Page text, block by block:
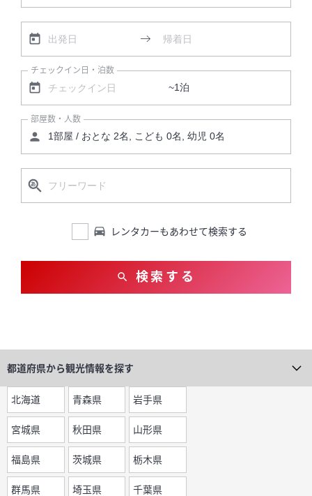
チェックイン日・泊数
部屋数・人数
レンタカーもあわせて検索する
検索する
都道府県から観光情報を探す
北海道 青森県 岩手県
宮城県 秋田県 山形県
福島県 茨城県 栃木県
群馬県 埼玉県 千葉県